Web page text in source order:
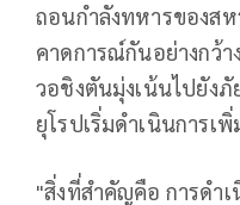
ถอนกำลังทหารของส
คาดการณ์กันอย่างกว้า
วอชิงตันมุ่งเน้นไปยัง
ยุโรปเริ่มดำเนินการเ
"สิ่งที่สำคัญคือ การดำ